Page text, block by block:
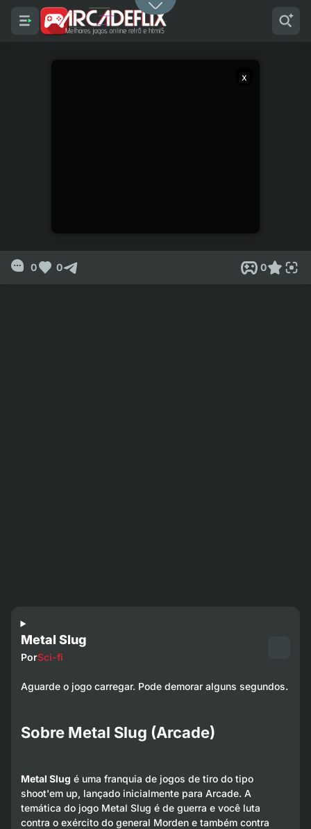
x
0 0 0
Metal Slug
PorSci-fi
Aguarde o jogo carregar. Pode demorar alguns segundos.
Sobre Metal Slug (Arcade)
Metal Slug é uma franquia de jogos de tiro do tipo
shoot'em up, lançado inicialmente para Arcade. A
temática do jogo Metal Slug é de guerra e você luta
contra o exército do general Morden e também contra